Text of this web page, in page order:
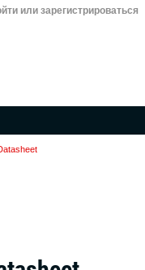
или зарегистрироваться